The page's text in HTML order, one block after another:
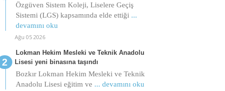
Özgüven Sistem Koleji, Liselere Geçiş
Sistemi (LGS) kapsamında elde ettiği ...
devamını oku
Ağu 05 2026
Lokman Hekim Mesleki ve Teknik Anadolu
Lisesi yeni binasına taşındı
Bozkır Lokman Hekim Mesleki ve Teknik
Anadolu Lisesi eğitim ve ... devamını oku